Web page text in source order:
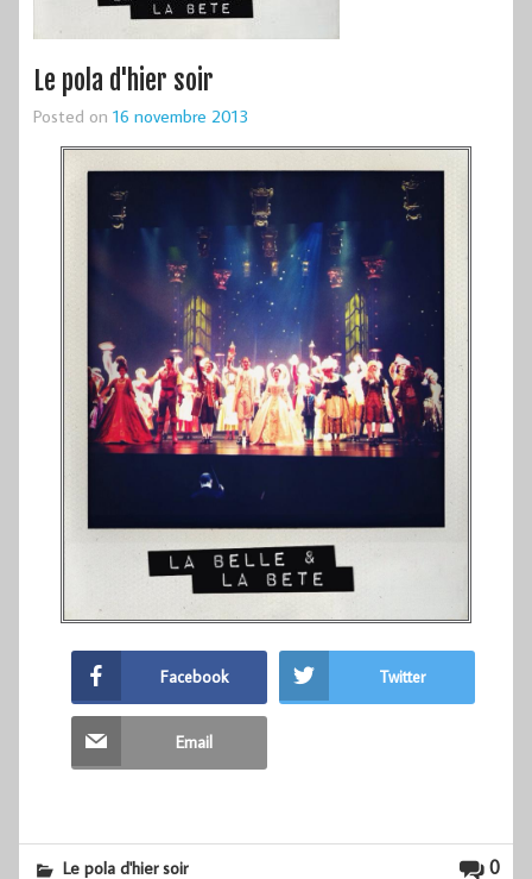
Le pola d'hier soir
Posted on 16 novembre 2013
Facebook Twitter
Email
0
Le pola d'hier soir